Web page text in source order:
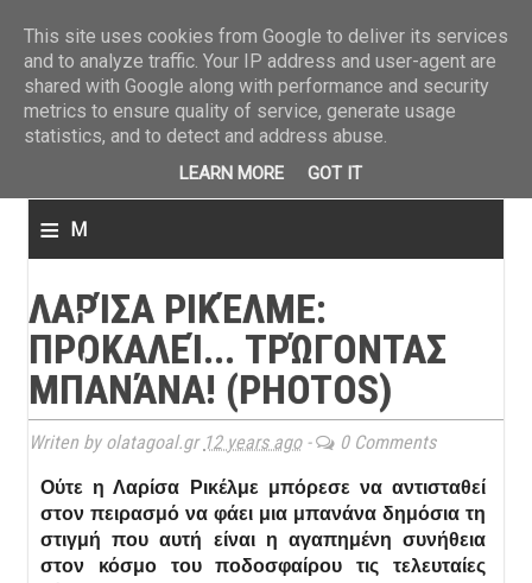
≡ M
n
u
ΛΑΡΊΣΑ ΡΙΚΈΛΜΕ:
ΠΡΟΚΑΛΕΊ... ΤΡΏΓΟΝΤΑΣ
ΜΠΑΝΆΝΑ! (PHOTOS)
Writen by olatagoal.gr 12 years ago- 0 Comments
Ούτε η Λαρίσα Ρικέλμε μπόρεσε να αντισταθεί
στον πειρασμό να φάει μια μπανάνα δημόσια τη
στιγμή που αυτή είναι η αγαπημένη συνήθεια
στον κόσμο του ποδοσφαίρου τις τελευταίες
This site uses cookies from Google to deliver its services
and to analyze traffic. Your IP address and user-agent are
shared with Google along with performance and security
metrics to ensure quality of service, generate usage
statistics, and to detect and address abuse.
LEARN MORE GOT IT